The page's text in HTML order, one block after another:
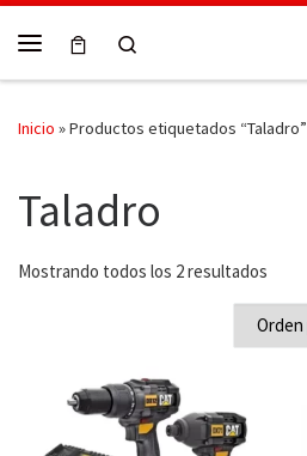
Skip to content
Inicio »Productos etiquetados “Taladro”
Taladro
Mostrando todos los 2 resultados